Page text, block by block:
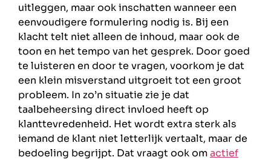
uitleggen, maar ook inschatten wanneer een
eenvoudigere formulering nodig is. Bij een
klacht telt niet alleen de inhoud, maar ook de
toon en het tempo van het gesprek. Door goed
te luisteren en door te vragen, voorkom je dat
een klein misverstand uitgroeit tot een groot
probleem. In zo’n situatie zie je dat
taalbeheersing direct invloed heeft op
klanttevredenheid. Het wordt extra sterk als
iemand de klant niet letterlijk vertaalt, maar de
bedoeling begrijpt. Dat vraagt ook omactief